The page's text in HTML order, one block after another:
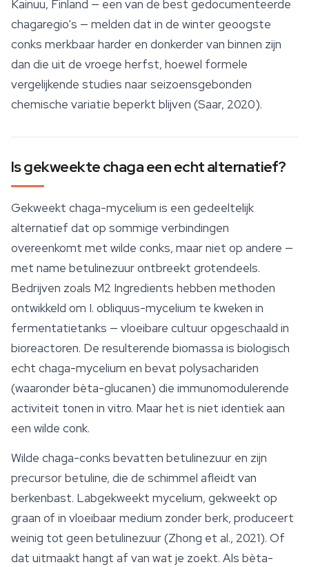
Kainuu, Finland — een van de best gedocumenteerde
chagaregio's — melden dat in de winter geoogste
conks merkbaar harder en donkerder van binnen zijn
dan die uit de vroege herfst, hoewel formele
vergelijkende studies naar seizoensgebonden
chemische variatie beperkt blijven (Saar, 2020).
Is gekweekte chaga een echt alternatief?
Gekweekt chaga-mycelium is een gedeeltelijk
alternatief dat op sommige verbindingen
overeenkomt met wilde conks, maar niet op andere —
met name betulinezuur ontbreekt grotendeels.
Bedrijven zoals M2 Ingredients hebben methoden
ontwikkeld om I. obliquus-mycelium te kweken in
fermentatietanks — vloeibare cultuur opgeschaald in
bioreactoren. De resulterende biomassa is biologisch
echt chaga-mycelium en bevat polysachariden
(waaronderbèta-glucanen) die immunomodulerende
activiteit tonen in vitro. Maar het is niet identiek aan
een wilde conk.
Wilde chaga-conks bevatten betulinezuur en zijn
precursor betuline, die de schimmel afleidt van
berkenbast. Labgekweekt mycelium, gekweekt op
graan of in vloeibaar medium zonder berk, produceert
weinig tot geen betulinezuur (Zhong et al., 2021). Of
dat uitmaakt hangt af van wat je zoekt. Als bèta-